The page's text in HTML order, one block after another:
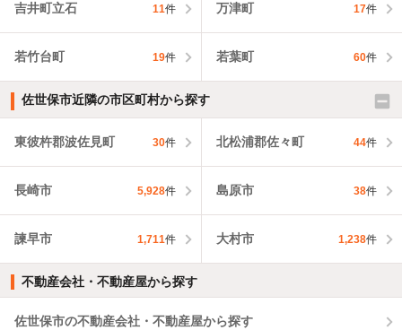
吉井町立石 11件 万津町 17件
若竹台町 19件 若葉町 60件
佐世保市近隣の市区町村から探す
東彼杵郡波佐見町 30件 北松浦郡佐々町 44件
長崎市 5,928件 島原市 38件
諫早市 1,711件 大村市 1,238件
不動産会社・不動産屋から探す
佐世保市の不動産会社・不動産屋から探す